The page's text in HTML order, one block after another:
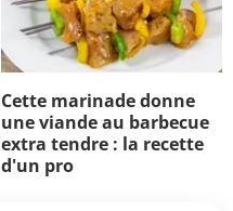
Cette marinade donne
une viande au barbecue
extra tendre : la recette
d'un pro